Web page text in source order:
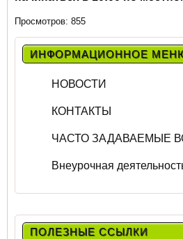
Просмотров: 855
ИНФОРМАЦИОННОЕ
НОВОСТИ
КОНТАКТЫ
ЧАСТО ЗАДАВАЕМЫЕ
Внеурочная
ПОЛЕЗНЫЕ ССЫЛКИ